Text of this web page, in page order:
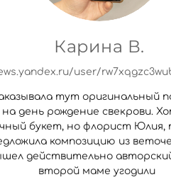
Карина В.
тут оригинальный
на день рождение свекрови.
букет, но флорист Юлия,
композицию из
действительно
второй маме угодили